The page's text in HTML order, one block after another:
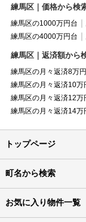
練馬区｜価格から検
練馬区の1000万円台
練馬区の4000万円台
練馬区｜返済額から
練馬区の月々返済8万円
練馬区の月々返済10万
練馬区の月々返済12万
練馬区の月々返済14万
トップページ
町名から検索
お気に入り物件一覧